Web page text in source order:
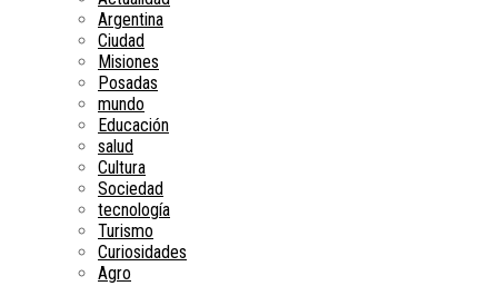
Argentina
Ciudad
Misiones
Posadas
mundo
Educación
salud
Cultura
Sociedad
tecnología
Turismo
Curiosidades
Agro